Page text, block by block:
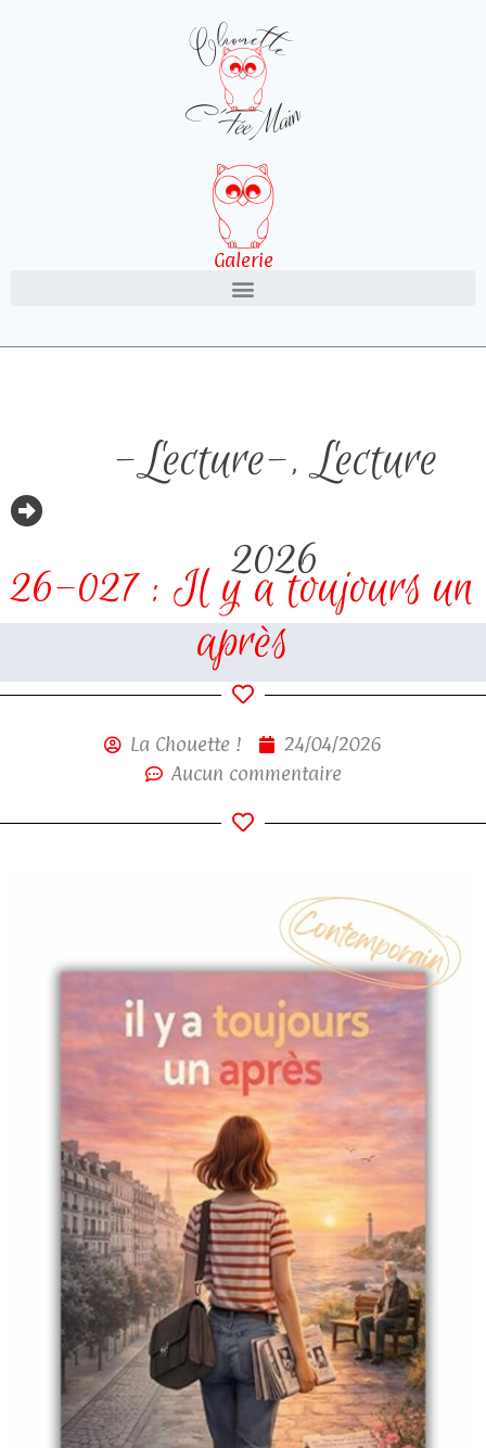
Galerie
-Lecture-,Lecture
2026
26-027 : Il y a toujours un
après
La Chouette !
24/04/2026
Aucun commentaire